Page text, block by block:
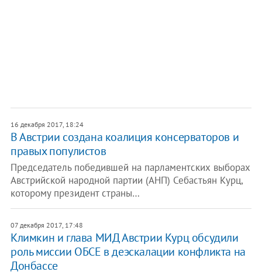
16 декабря 2017, 18:24
В Австрии создана коалиция консерваторов и
правых популистов
Председатель победившей на парламентских выборах
Австрийской народной партии (АНП) Себастьян Курц,
которому президент страны…
07 декабря 2017, 17:48
Климкин и глава МИД Австрии Курц обсудили
роль миссии ОБСЕ в деэскалации конфликта на
Донбассе